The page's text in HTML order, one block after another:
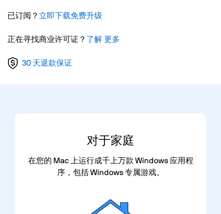
已订阅？ 立即下载免费升级
正在寻找商业许可证？ 了解 更多
30 天退款保证
对于家庭
在您的 Mac 上运行成千上万款 Windows 应用程
序，包括 Windows 专属游戏。